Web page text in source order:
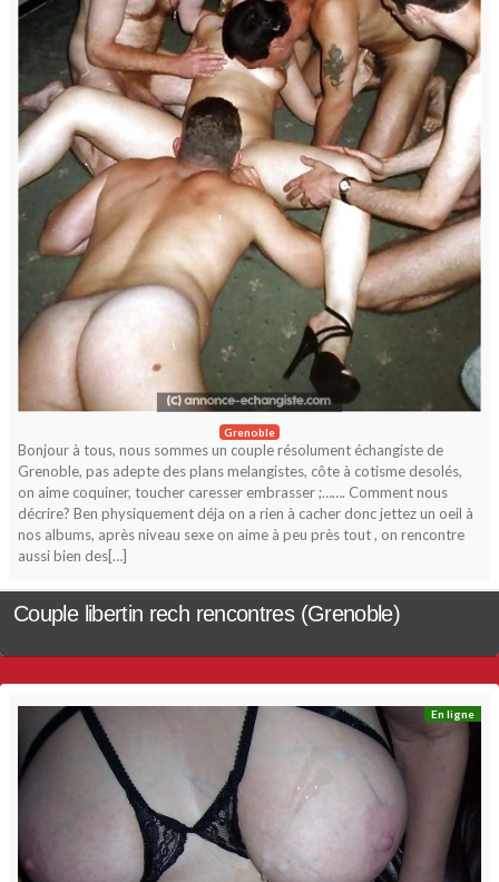
Grenoble
Bonjour à tous, nous sommes un couple résolument échangiste de
Grenoble, pas adepte des plans melangistes, côte à cotisme desolés,
on aime coquiner, toucher caresser embrasser ;……. Comment nous
décrire? Ben physiquement déja on a rien à cacher donc jettez un oeil à
nos albums, après niveau sexe on aime à peu près tout , on rencontre
aussi bien des[…]
Couple libertin rech rencontres (Grenoble)
En ligne